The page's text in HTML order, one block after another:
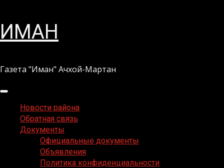
Перейти
кИМАН
Газета "Иман" Ачхой-Мартан
Основное
менюНовости района
Обратная связь
Документы
Официальные документы
Объявления
Политика конфиденциальности